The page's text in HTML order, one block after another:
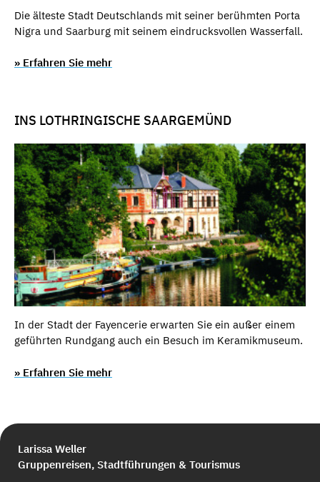
Die älteste Stadt Deutschlands mit seiner berühmten Porta
Nigra und Saarburg mit seinem eindrucksvollen Wasserfall.
» Erfahren Sie mehr
INS LOTHRINGISCHE SAARGEMÜND
In der Stadt der Fayencerie erwarten Sie ein außer einem
geführten Rundgang auch ein Besuch im Keramikmuseum.
» Erfahren Sie mehr
Larissa Weller
Gruppenreisen, Stadtführungen & Tourismus